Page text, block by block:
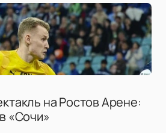
на Ростов Арене:
«Сочи»